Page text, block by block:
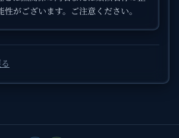
性がございます。ご注意ください。